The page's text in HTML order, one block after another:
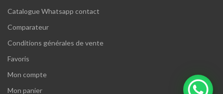
Catalogue Whatsapp contact
Comparateur
Conditions générales de vente
Favoris
Mon compte
Mon panier